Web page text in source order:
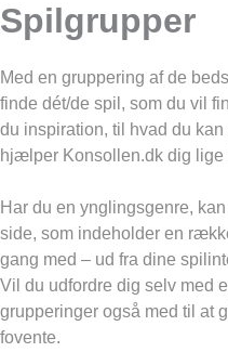
Spilgrupper
Med en gruppering af de
finde dét/de spil, som du vil
du inspiration, til hvad du
hjælper Konsollen.dk dig lige
Har du en ynglingsgenre,
side, som indeholder en
gang med – ud fra dine
Vil du udfordre dig selv med
grupperinger også med til at
fovente.